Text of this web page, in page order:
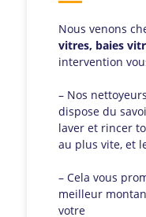
Nous venons
vitres, baies
intervention
– Nos
dispose du
laver et rincer
au plus vite, et
– Cela vous
meilleur
votre